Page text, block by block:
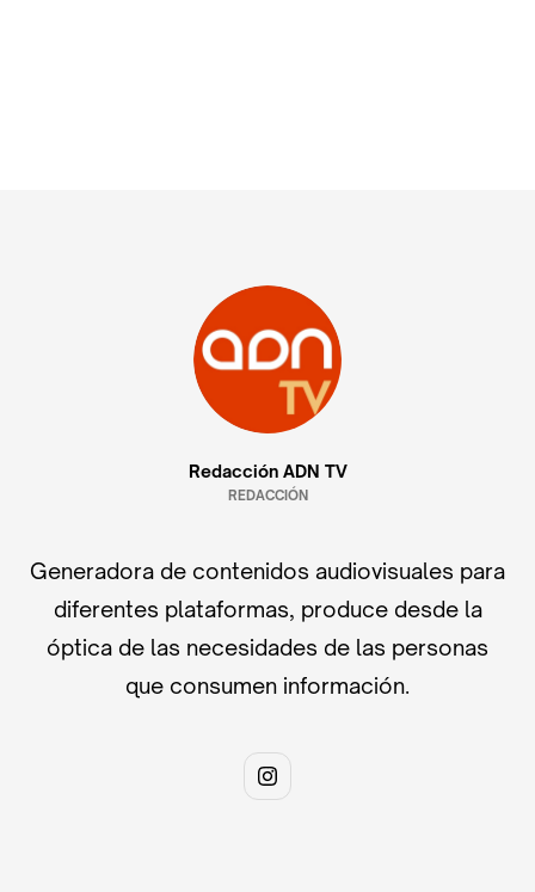
Redacción ADN TV
REDACCIÓN
Generadora de contenidos audiovisuales para
diferentes plataformas, produce desde la
óptica de las necesidades de las personas
que consumen información.